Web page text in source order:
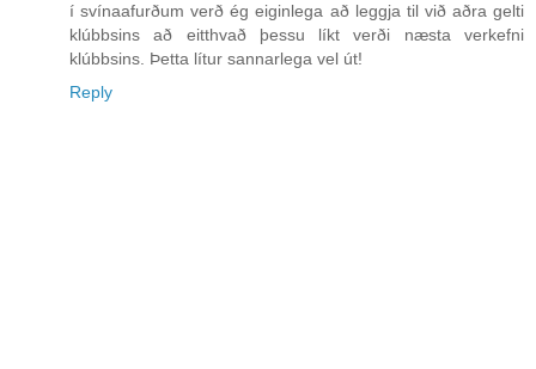
í svínaafurðum verð ég eiginlega að leggja til við aðra gelti
klúbbsins að eitthvað þessu líkt verði næsta verkefni
klúbbsins. Þetta lítur sannarlega vel út!
Reply